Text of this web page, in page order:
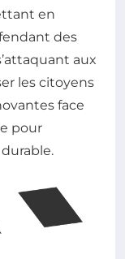
en
des
aux
les citoyens
face
pour